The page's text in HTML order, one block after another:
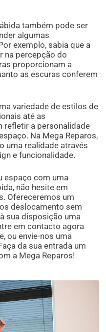
também pode ser
algumas
exemplo, sabia que a
na percepção do
proporcionam a
as escuras conferem
variedade de estilos de
até as
refletir a personalidade
Na Mega Reparos,
uma realidade através
e funcionalidade.
espaço com uma
não hesite em
Ofereceremos um
deslocamento sem
sua disposição uma
em contacto agora
ou envie-nos uma
da sua entrada um
a Mega Reparos!